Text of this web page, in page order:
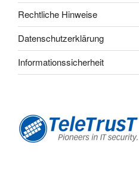
Rechtliche Hinweise
Datenschutzerklärung
Informationssicherheit